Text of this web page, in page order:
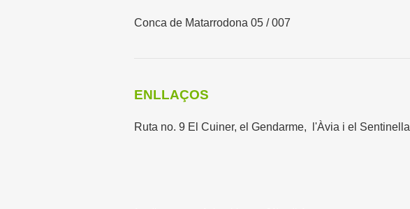
Conca de Matarrodona 05 / 007
ENLLAÇOS
Ruta no. 9 El Cuiner, el Gendarme, l'Àvia i el Sentinella